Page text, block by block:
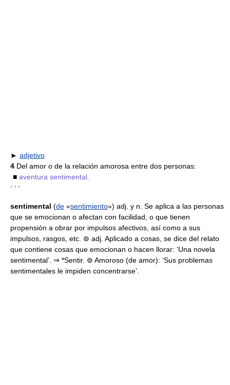
► adjetivo
4 Del amor o de la relación amorosa entre dos personas:
■ aventura sentimental.
* * *
sentimental (de «sentimiento») adj. y n. Se aplica a las personas
que se emocionan o afectan con facilidad, o que tienen
propensión a obrar por impulsos afectivos, así como a sus
impulsos, rasgos, etc. ⊚ adj. Aplicado a cosas, se dice del relato
que contiene cosas que emocionan o hacen llorar: ‘Una novela
sentimental’. ⇒ *Sentir. ⊚ Amoroso (de amor): ‘Sus problemas
sentimentales le impiden concentrarse’.